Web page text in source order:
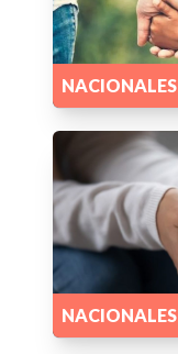
NACIONALES
NACIONALES